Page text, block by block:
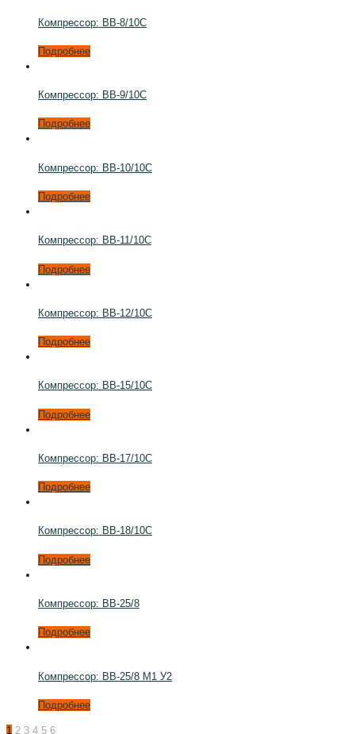
Компрессор: ВВ-8/10С
Подробнее
Компрессор: ВВ-9/10С
Подробнее
Компрессор: ВВ-10/10С
Подробнее
Компрессор: ВВ-11/10С
Подробнее
Компрессор: ВВ-12/10С
Подробнее
Компрессор: ВВ-15/10С
Подробнее
Компрессор: ВВ-17/10С
Подробнее
Компрессор: ВВ-18/10С
Подробнее
Компрессор: ВВ-25/8
Подробнее
Компрессор: ВВ-25/8 М1 У2
Подробнее
1 2 3 4 5 6